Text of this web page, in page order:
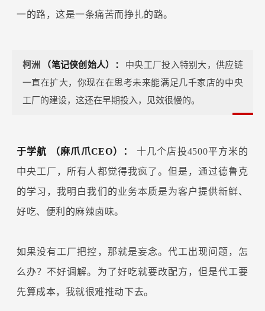
一的路，这是一条痛苦而挣扎的路。
柯洲 （笔记侠创始人）： 中央工厂投入特别大，供应链
一直在扩大，你现在在思考未来能满足几千家店的中央
工厂的建设，这还在早期投入，见效很慢的。
于学航 （麻爪爪CEO）： 十几个店投4500平方米的
中央工厂，所有人都觉得我疯了。但是，通过德鲁克
的学习，我明白我们的业务本质是为客户提供新鲜、
好吃、便利的麻辣卤味。
如果没有工厂把控，那就是妄念。代工出现问题，怎
么办？不好调解。为了好吃就要改配方，但是代工要
先算成本，我就很难推动下去。